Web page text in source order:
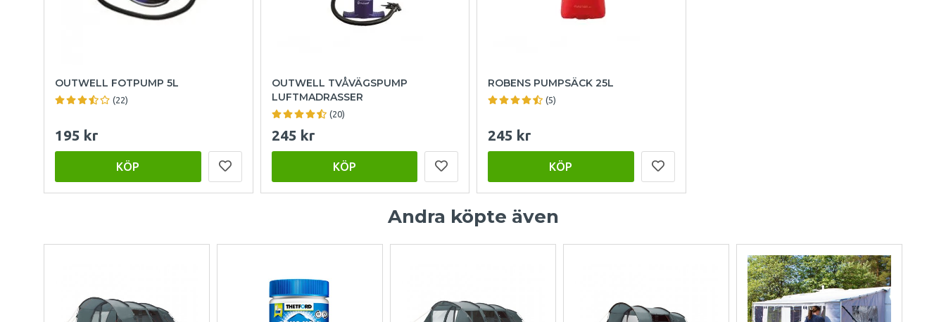
OUTWELL FOTPUMP 5L
(22)
195 kr
KÖP
OUTWELL TVÅVÄGSPUMP
LUFTMADRASSER
(20)
245 kr
KÖP
ROBENS PUMPSÄCK 25L
(5)
245 kr
KÖP
Andra köpte även